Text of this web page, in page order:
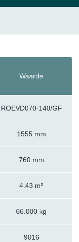
Waarde
ROEVD070-140/GF
1555 mm
760 mm
4.43 m²
66.000 kg
9016